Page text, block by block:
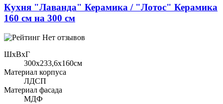
Кухня "Лаванда" Керамика / "Лотос" Керамика
160 см на 300 см
Нет отзывов
ШхВхГ
300x233,6х160см
Материал корпуса
ЛДСП
Материал фасада
МДФ